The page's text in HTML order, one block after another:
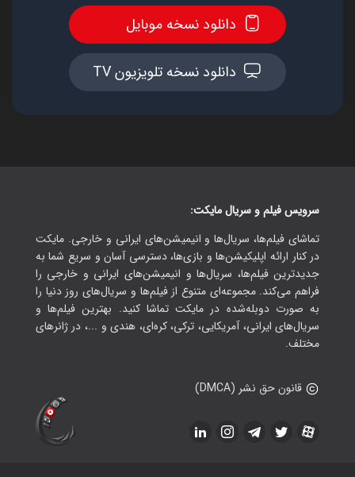
دانلود نسخه موبایل
دانلود نسخه تلویزیون TV
سرویس فیلم و سریال مایکت:
تماشای فیلم‌ها، سریال‌ها و انیمیشن‌های ایرانی و خارجی. مایکت
در کنار ارائه اپلیکیشن‌ها و بازی‌ها، دسترسی آسان و سریع شما به
جدیدترین فیلم‌ها، سریال‌ها و انیمیشن‌های ایرانی و خارجی را
فراهم می‌کند. مجموعه‌ای متنوع از فیلم‌ها و سریال‌های روز دنیا را
به صورت دوبله‌شده در مایکت تماشا کنید. بهترین فیلم‌ها و
سریال‌های ایرانی، آمریکایی، ترکی، کره‌ای، هندی و ...، در ژانرهای
مختلف.
قانون حق نشر (DMCA)